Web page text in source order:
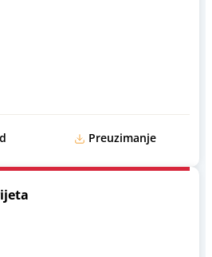
Preuzimanje